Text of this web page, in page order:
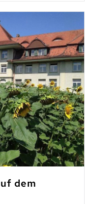
dem